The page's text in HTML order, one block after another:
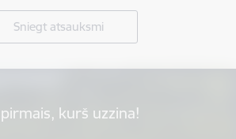
Sniegt atsauksmi
kurš uzzina!